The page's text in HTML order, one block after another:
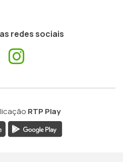
redes sociais
Facebook
RTP Play